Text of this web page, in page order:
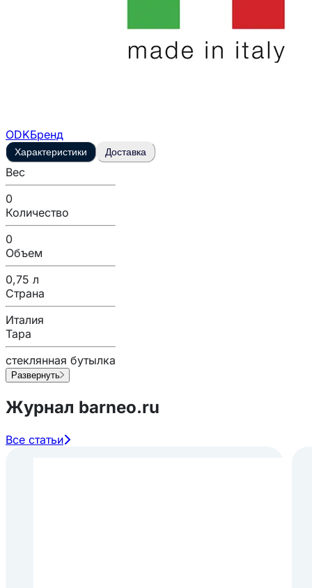
ODKБренд
Характеристики Доставка
Вес
0
Количество
0
Объем
0,75 л
Страна
Италия
Тара
стеклянная бутылка
Развернуть
Журнал barneo.ru
Все статьи